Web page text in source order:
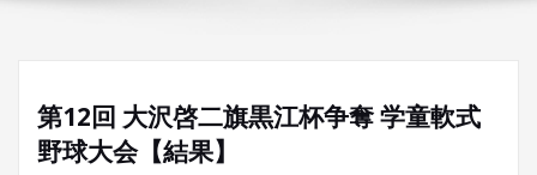
第12回 大沢啓二旗黒江杯争奪 学童軟式
野球大会【結果】